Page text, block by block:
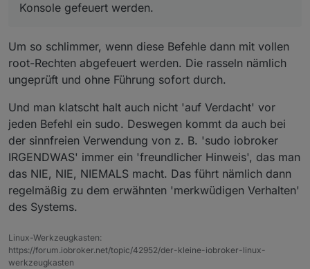
Konsole gefeuert werden.
Um so schlimmer, wenn diese Befehle dann mit vollen
root-Rechten abgefeuert werden. Die rasseln nämlich
ungeprüft und ohne Führung sofort durch.
Und man klatscht halt auch nicht 'auf Verdacht' vor
jeden Befehl ein sudo. Deswegen kommt da auch bei
der sinnfreien Verwendung von z. B. 'sudo iobroker
IRGENDWAS' immer ein 'freundlicher Hinweis', das man
das NIE, NIE, NIEMALS macht. Das führt nämlich dann
regelmäßig zu dem erwähnten 'merkwüdigen Verhalten'
des Systems.
Linux-Werkzeugkasten:
https://forum.iobroker.net/topic/42952/der-kleine-iobroker-linux-
werkzeugkasten